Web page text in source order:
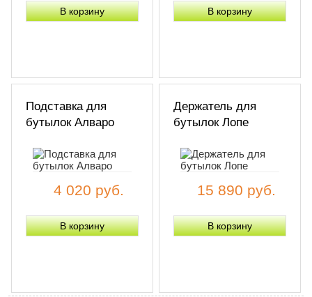
Подставка для
бутылок Алваро
4 020 руб.
Держатель для
бутылок Лопе
15 890 руб.